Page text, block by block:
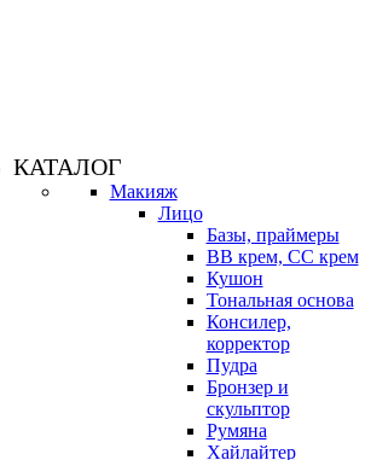
КАТАЛОГ
Макияж
Лицо
Базы, праймеры
BB крем, CC крем
Кушон
Тональная основа
Консилер,
корректор
Пудра
Бронзер и
скульптор
Румяна
Хайлайтер